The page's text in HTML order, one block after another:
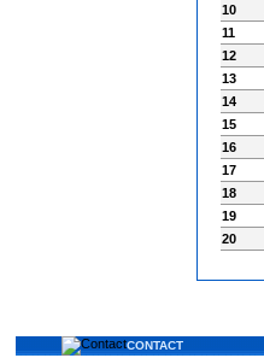
10
11
12
13
14
15
16
17
18
19
20
CONTACT